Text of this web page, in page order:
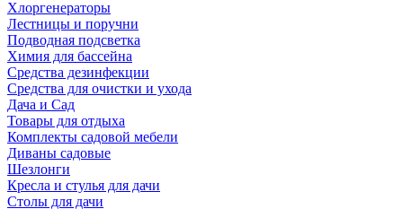
Хлоргенераторы
Лестницы и поручни
Подводная подсветка
Химия для бассейна
Средства дезинфекции
Средства для очистки и ухода
Дача и Сад
Товары для отдыха
Комплекты садовой мебели
Диваны садовые
Шезлонги
Кресла и стулья для дачи
Столы для дачи